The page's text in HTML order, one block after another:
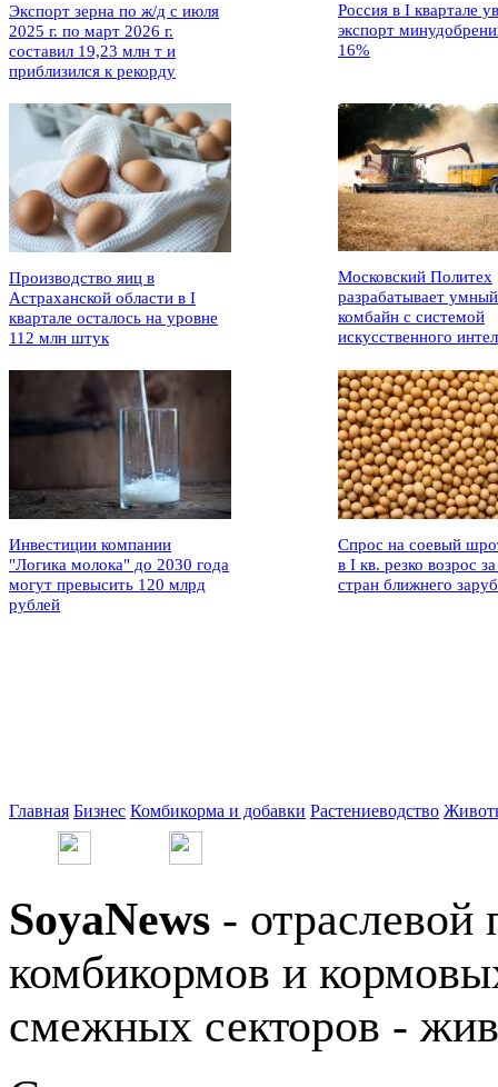
Экспорт зерна по ж/д с июля
2025 г. по март 2026 г.
составил 19,23 млн т и
приблизился к рекорду
Россия в I квартале
экспорт
16%
Производство яиц в
Астраханской области в I
квартале осталось на уровне
112 млн штук
Московский Политех
разрабатывает умный
комбайн с системой
искусственного
Инвестиции компании
"Логика молока" до 2030 года
могут превысить 120 млрд
рублей
Спрос на соевый
в I кв. резко возрос
стран ближнего
Главная Бизнес Комбикорма и добавки Растениеводство
SoyaNews - отраслевой
комбикормов и
смежных секторов -